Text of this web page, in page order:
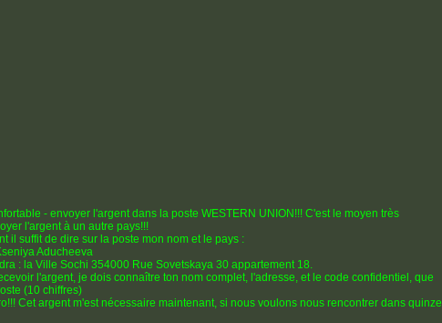
- envoyer l'argent dans la poste WESTERN UNION!!! C'est le moyen très
l'argent à un autre pays!!!
il suffit de dire sur la poste mon nom et le pays :
Aducheeva
: la Ville Sochi 354000 Rue Sovetskaya 30 appartement 18.
l'argent, je dois connaître ton nom complet, l'adresse, et le code confidentiel, que
(10 chiffres)
Cet argent m'est nécessaire maintenant, si nous voulons nous rencontrer dans quinze